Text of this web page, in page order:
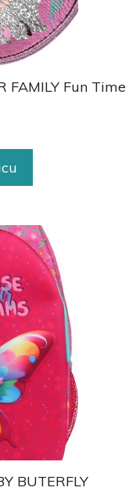
FAMILY Fun Time
BUTERFLY